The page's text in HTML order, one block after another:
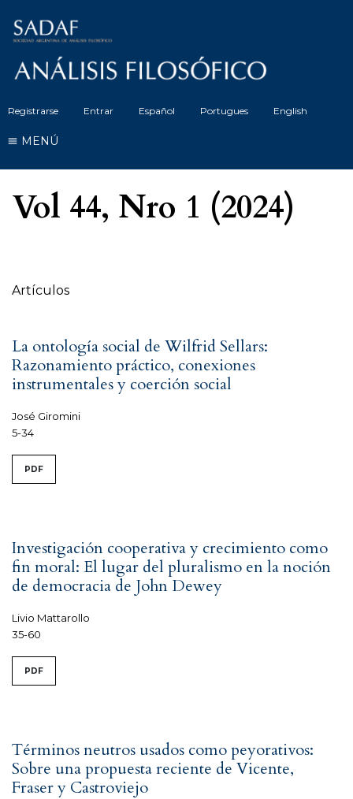
Registrarse Entrar Español Portugues English
MENÚ
Vol 44, Nro 1 (2024)
Artículos
La ontología social de Wilfrid Sellars:
Razonamiento práctico, conexiones
instrumentales y coerción social
José Giromini
5-34
PDF
Investigación cooperativa y crecimiento como
fin moral: El lugar del pluralismo en la noción
de democracia de John Dewey
Livio Mattarollo
35-60
PDF
Términos neutros usados como peyorativos:
Sobre una propuesta reciente de Vicente,
Fraser y Castroviejo